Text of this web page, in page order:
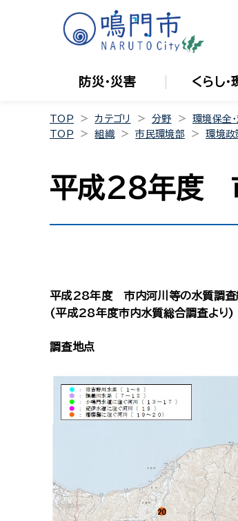
防災・災害 くらし・
TOP カテゴリ 分野 環境保全
TOP
組織 市民環境部 環境政
平成28年度
平成28年度 市内河川等の水質調査
(平成28年度市内水質総合調査より)
調査地点